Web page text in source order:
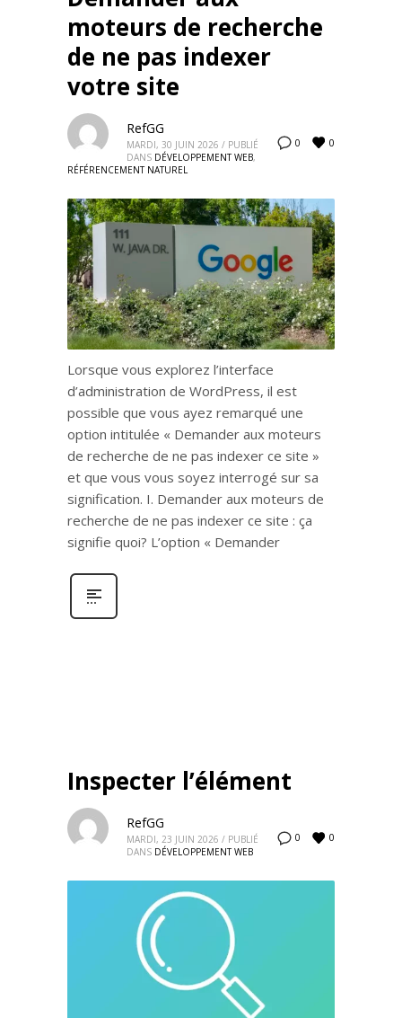
moteurs de recherche
de ne pas indexer
votre site
0 0
RefGG
MARDI, 30 JUIN 2026 / PUBLIÉ
DANS DÉVELOPPEMENT WEB,
RÉFÉRENCEMENT NATUREL
Lorsque vous explorez l’interface
d’administration de WordPress, il est
possible que vous ayez remarqué une
option intitulée « Demander aux moteurs
de recherche de ne pas indexer ce site »
et que vous vous soyez interrogé sur sa
signification. I. Demander aux moteurs de
recherche de ne pas indexer ce site : ça
signifie quoi? L’option « Demander
Inspecter l’élément
0 0
RefGG
MARDI, 23 JUIN 2026 / PUBLIÉ
DANS DÉVELOPPEMENT WEB